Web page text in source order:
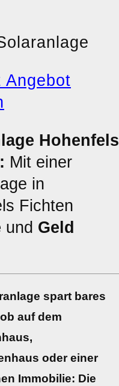
Hohenfels
Mit einer
in
Fichten
und Geld
spart bares
auf dem
oder einer
Immobilie: Die